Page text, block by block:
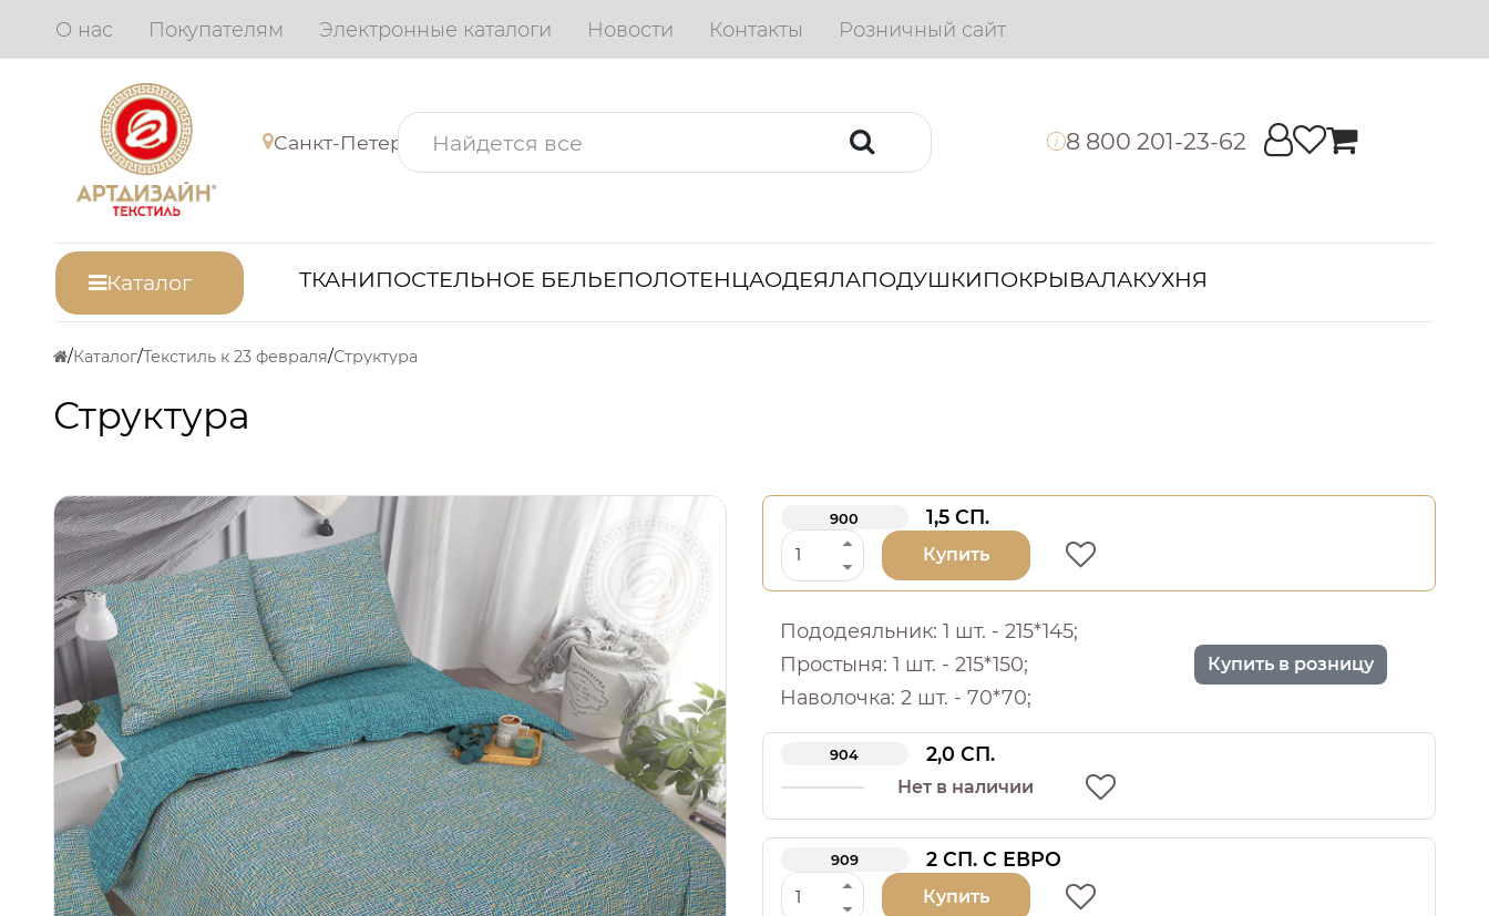
О нас Покупателям Электронные каталоги Новости Контакты Розничный сайт
Санкт-Петербург i 8 800 201-23-62
Каталог ТКАНИПОСТЕЛЬНОЕ БЕЛЬЕПОЛОТЕНЦАОДЕЯЛАПОДУШКИПОКРЫВАЛАКУХНЯ
Каталог Текстиль к 23 февраля Структура
Структура
900 1,5 СП.
Купить
Пододеяльник: 1 шт. - 215*145;
Простыня: 1 шт. - 215*150;
Наволочка: 2 шт. - 70*70;
Купить в розницу
904 2,0 СП.
Нет в наличии
909 2 СП. С ЕВРО
Купить